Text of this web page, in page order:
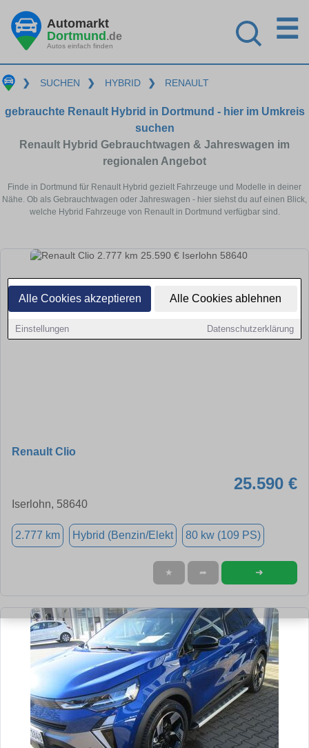
Alle Cookies akzeptieren Alle Cookies ablehnen
Einstellungen Datenschutzerklärung
Automarkt
Dortmund.de
Autos einfach finden
☰
❯ SUCHEN ❯ HYBRID ❯ RENAULT
gebrauchte Renault Hybrid in Dortmund - hier im Umkreis
suchen
Renault Hybrid Gebrauchtwagen & Jahreswagen im
regionalen Angebot
Finde in Dortmund für Renault Hybrid gezielt Fahrzeuge und Modelle in deiner
Nähe. Ob als Gebrauchtwagen oder Jahreswagen - hier siehst du auf einen Blick,
welche Hybrid Fahrzeuge von Renault in Dortmund verfügbar sind.
Renault Clio
25.590 €
Iserlohn, 58640
2.777 km Hybrid (Benzin/Elekt 80 kw (109 PS)
★ ➦ ➜